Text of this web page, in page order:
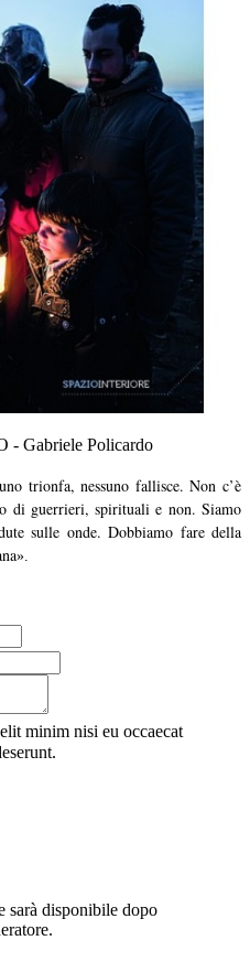
Gabriele Policardo
trionfa, nessuno fallisce. Non c’è
di guerrieri, spirituali e non. Siamo
sulle onde. Dobbiamo fare della
».
minim nisi eu occaecat
sarà disponibile dopo